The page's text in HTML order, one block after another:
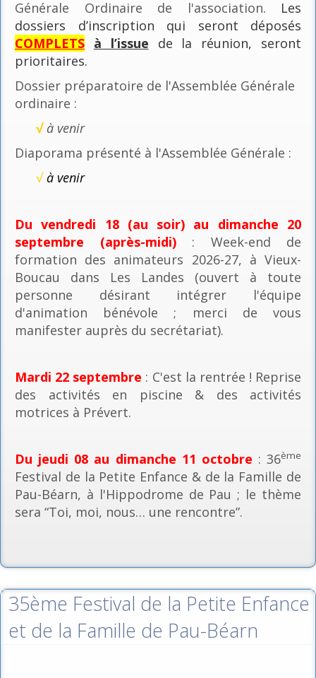
Générale Ordinaire de l'association. Les
dossiers d’inscription qui seront déposés
COMPLETS à l’issue de la réunion, seront
prioritaires.
Dossier préparatoire de l'Assemblée Générale
ordinaire :
√ à venir
Diaporama présenté à l'Assemblée Générale :
√à venir
Du vendredi 18 (au soir) au dimanche 20
septembre (après-midi): Week-end de
formation des animateurs 2026-27, à Vieux-
Boucau dans Les Landes (ouvert à toute
personne désirant intégrer l'équipe
d'animation bénévole ; merci de vous
manifester auprès du secrétariat).
Mardi 22 septembre : C'est la rentrée ! Reprise
des activités en piscine & des activités
motrices à Prévert.
Du jeudi 08 au dimanche 11 octobre : 36ème
Festival de la Petite Enfance & de la Famille de
Pau-Béarn, à l'Hippodrome de Pau ; le thème
sera “Toi, moi, nous… une rencontre”.
35ème Festival de la Petite Enfance
et de la Famille de Pau-Béarn